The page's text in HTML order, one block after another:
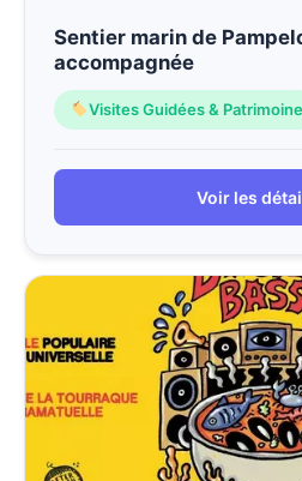
Sentier marin de
accompagnée
Visites Guidées & Patrimoine
Voir les